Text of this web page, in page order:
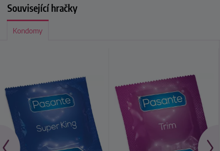
Související hračky
Kondomy